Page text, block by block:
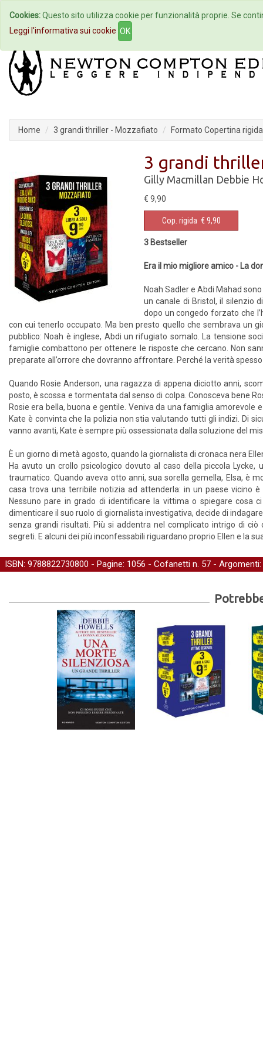
Home Autori Eventi
Home 3 grandi thriller - Mozzafiato Formato Copertina rigida
3 grandi
Gilly Macmillan Debbie
€ 9,90
Cop. rigida € 9,90
3 Bestseller
Era il mio migliore amico - La
Noah Sadler e Abdi Mahad
un canale di Bristol, il silenzio
dopo un congedo forzato che
con cui tenerlo occupato. Ma ben presto quello che sembrava un
pubblico: Noah è inglese, Abdi un rifugiato somalo. La tensione
famiglie combattono per ottenere le risposte che cercano. Non
preparate all’orrore che dovranno affrontare. Perché la verità
Quando Rosie Anderson, una ragazza di appena diciotto anni,
posto, è scossa e tormentata dal senso di colpa. Conosceva bene
Rosie era bella, buona e gentile. Veniva da una famiglia
Kate è convinta che la polizia non stia valutando tutti gli indizi. Di
vanno avanti, Kate è sempre più ossessionata dalla soluzione del
È un giorno di metà agosto, quando la giornalista di cronaca nera
Ha avuto un crollo psicologico dovuto al caso della piccola
traumatico. Quando aveva otto anni, sua sorella gemella, Elsa, è
casa trova una terribile notizia ad attenderla: in un paese vicino
Nessuno pare in grado di identificare la vittima o spiegare cosa
dimenticare il suo ruolo di giornalista investigativa, decide di
senza grandi risultati. Più si addentra nel complicato intrigo di
segreti. E alcuni dei più inconfessabili riguardano proprio Ellen e la
ISBN: 9788822730800 - Pagine: 1056 - Cofanetti n. 57 - Argomenti:
Cookies:Questo sito utilizza cookie per funzionalità proprie. Se
Leggi l'informativa sui cookie OK